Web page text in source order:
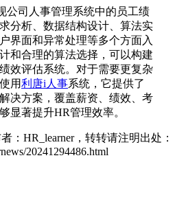
公司人事管理系统中的员工绩
分析、数据结构设计、算法实
界面和异常处理等多个方面入
和合理的算法选择，可以构建
效评估系统。对于需要更复杂
用利唐i人事系统，它提供了
决方案，覆盖薪资、绩效、考
显著提升HR管理效率。
：HR_learner，转转请注明出处：
20241294486.html